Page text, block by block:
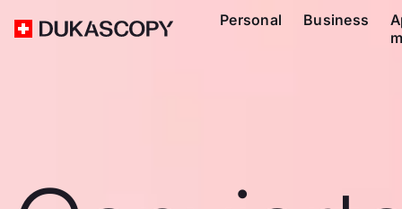
Personal Business